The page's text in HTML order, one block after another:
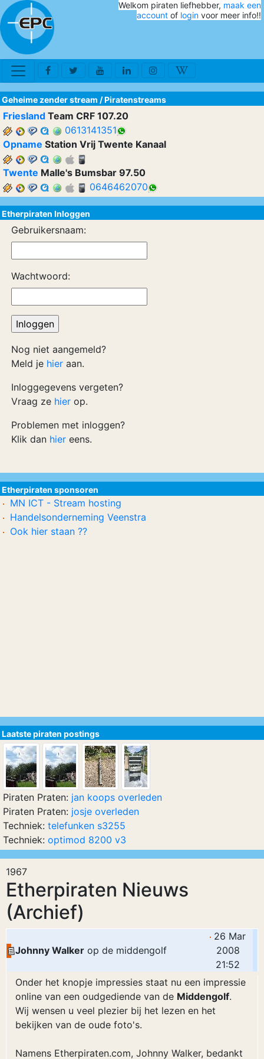
Welkom piraten liefhebber, maak een
account of login voor meer info!!
1967
Etherpiraten Nieuws
(Archief)
Johnny Walker op de middengolf
26 Mar
2008
21:52
Onder het knopje impressies staat nu een impressie
online van een oudgediende van de Middengolf.
Wij wensen u veel plezier bij het lezen en het
bekijken van de oude foto's.
Namens Etherpiraten.com, Johnny Walker, bedankt
Geheime zender stream /Piratenstreams
Friesland Team CRF 107.20
0613141351
Opname Station Vrij Twente Kanaal
Twente Malle's Bumsbar 97.50
0646462070
Etherpiraten Inloggen
Gebruikersnaam:
Wachtwoord:
Nog niet aangemeld?
Meld je hier aan.
Inloggegevens vergeten?
Vraag ze hier op.
Problemen met inloggen?
Klik dan hier eens.
Etherpiraten sponsoren
MN ICT - Stream hosting
Handelsonderneming Veenstra
Ook hier staan ??
Laatste piraten postings
Piraten Praten: jan koops overleden
Piraten Praten: josje overleden
Techniek: telefunken s3255
Techniek: optimod 8200 v3